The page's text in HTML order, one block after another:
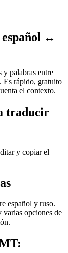
↔
palabras entre
Es rápido, gratuito
el contexto.
traducir
y copiar el
español y ruso.
opciones de